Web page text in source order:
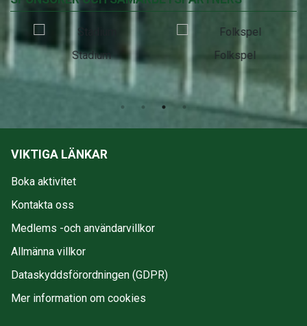
Stadium Folkspel
VIKTIGA LÄNKAR
Boka aktivitet
Kontakta oss
Medlems -och användarvillkor
Allmänna villkor
Dataskyddsförordningen (GDPR)
Mer information om cookies